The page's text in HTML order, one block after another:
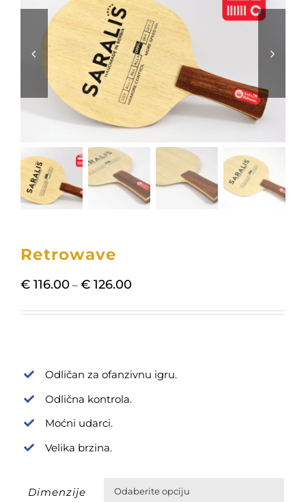
Retrowave
€ 116.00 – € 126.00Распон
126,00
Odličan za ofanzivnu igru.
Odlična kontrola.
Moćni udarci.
Velika brzina.
Dimenzije